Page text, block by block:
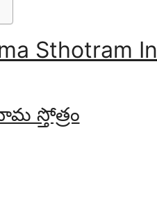
Sthotram In
స్తోత్రం